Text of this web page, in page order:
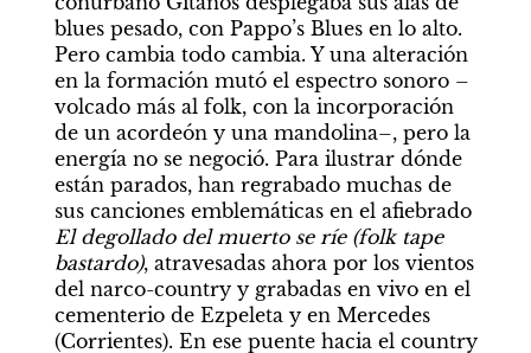
blues pesado, con Pappo’s Blues en lo alto.
Pero cambia todo cambia. Y una alteración
en la formación mutó el espectro sonoro –
volcado más al folk, con la incorporación
de un acordeón y una mandolina–, pero la
energía no se negoció. Para ilustrar dónde
están parados, han regrabado muchas de
sus canciones emblemáticas en el afiebrado
El degollado del muerto se ríe (folk tape
bastardo), atravesadas ahora por los vientos
del narco-country y grabadas en vivo en el
cementerio de Ezpeleta y en Mercedes
(Corrientes). En ese puente hacia el country